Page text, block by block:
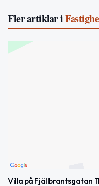
Fler artiklar i
Villa på Fjällbrantsgatan